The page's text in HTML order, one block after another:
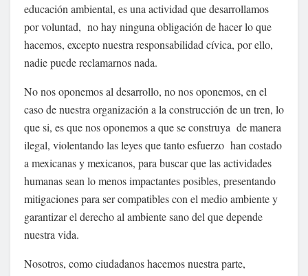
educación ambiental, es una actividad que desarrollamos
por voluntad, no hay ninguna obligación de hacer lo que
hacemos, excepto nuestra responsabilidad cívica, por ello,
nadie puede reclamarnos nada.
No nos oponemos al desarrollo, no nos oponemos, en el
caso de nuestra organización a la construcción de un tren, lo
que si, es que nos oponemos a que se construya de manera
ilegal, violentando las leyes que tanto esfuerzo han costado
a mexicanas y mexicanos, para buscar que las actividades
humanas sean lo menos impactantes posibles, presentando
mitigaciones para ser compatibles con el medio ambiente y
garantizar el derecho al ambiente sano del que depende
nuestra vida.
Nosotros, como ciudadanos hacemos nuestra parte,